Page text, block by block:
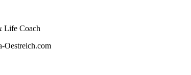
Life Coach
Oestreich.com